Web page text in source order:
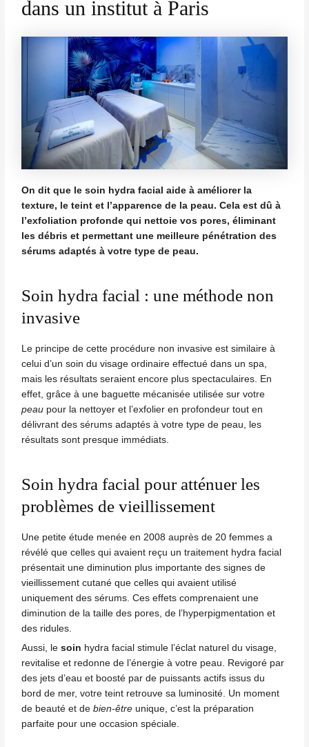
dans un institut à Paris
On dit que le soin hydra facial aide à améliorer la
texture, le teint et l’apparence de la peau. Cela est dû à
l’exfoliation profonde qui nettoie vos pores, éliminant
les débris et permettant une meilleure pénétration des
sérums adaptés à votre type de peau.
Soin hydra facial : une méthode non
invasive
Le principe de cette procédure non invasive est similaire à
celui d’unsoin du visage ordinaire effectué dans un spa,
mais les résultats seraient encore plus spectaculaires. En
effet, grâce à une baguette mécanisée utilisée sur votre
peau pour la nettoyer et l’exfolier en profondeur tout en
délivrant des sérums adaptés à votre type de peau, les
résultats sont presque immédiats.
Soin hydra facial pour atténuer les
problèmes de vieillissement
Une petite étude menée en 2008 auprès de 20 femmes a
révélé que celles qui avaient reçu untraitement hydra facial
présentait une diminution plus importante des signes de
vieillissement cutané que celles qui avaient utilisé
uniquement des sérums. Ces effets comprenaient une
diminution de la taille des pores, de l’hyperpigmentation et
des ridules.
Aussi, lesoin hydra facial stimule l’éclat naturel du visage,
revitalise et redonne de l’énergie à votre peau. Revigoré par
des jets d’eau et boosté par de puissants actifs issus du
bord de mer, votre teint retrouve sa luminosité. Un moment
de beauté et debien-être unique, c’est la préparation
parfaite pour une occasion spéciale.